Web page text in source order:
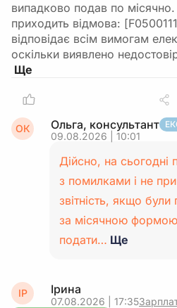
випадково подав по місячно.
приходить відмова:
відповідає всім вимогам
оскільки виявлено
ОК Ольга, консультант
09.08.2026 | 10:01
Дійсно, на
з помилками і не
звітність, якщо були
за місячною
подати… Ще
ІР Ірина
07.08.2026 | 17:35